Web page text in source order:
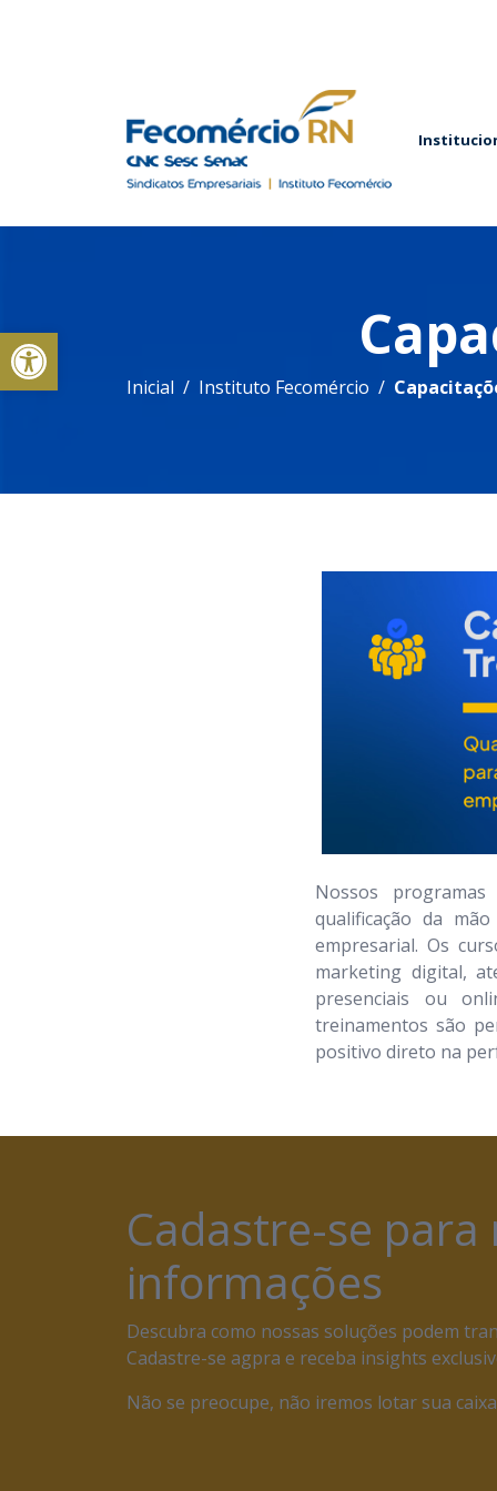
Abrir a barra de ferramentas
Inicial Instituto Fecomércio
Nossos
qualificação da
empresarial. Os
marketing digital,
presenciais ou
treinamentos são
positivo direto na
Cadastre-se para
informações
Descubra como nossas soluções podem
Cadastre-se agpra e receba insights
Não se preocupe, não iremos lotar sua